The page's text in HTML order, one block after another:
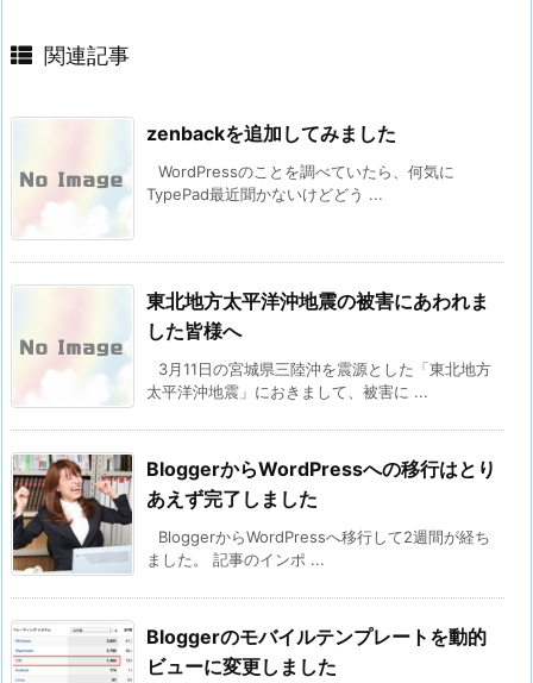
関連記事
zenbackを追加してみました
WordPressのことを調べていたら、何気に
TypePad最近聞かないけどどう ...
東北地方太平洋沖地震の被害にあわれま
した皆様へ
3月11日の宮城県三陸沖を震源とした「東北地方
太平洋沖地震」におきまして、被害に ...
BloggerからWordPressへの移行はとり
あえず完了しました
BloggerからWordPressへ移行して2週間が経ち
ました。 記事のインポ ...
Bloggerのモバイルテンプレートを動的
ビューに変更しました